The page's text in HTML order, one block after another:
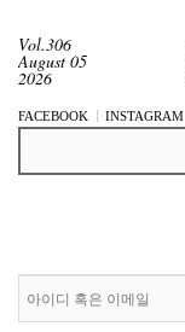
Vol.306
August 05
2026
FACEBOOK INSTAGRAM